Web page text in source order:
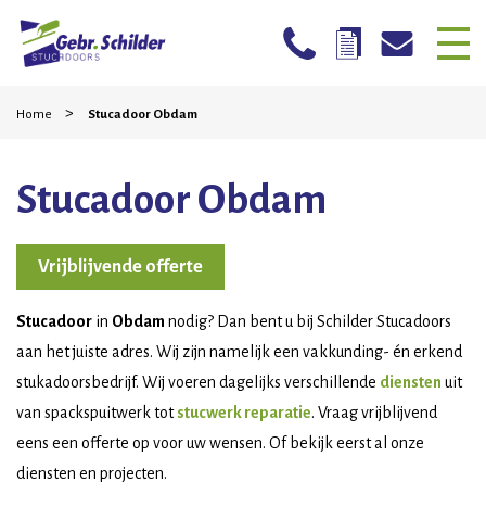
Home
Particulieren
Mogelijkheden
Werkwijze
Projecten
Contact
Home > Stucadoor Obdam
Stucadoor Obdam
Vrijblijvende offerte
Stucadoor in Obdam nodig? Dan bent u bij Schilder Stucadoors
aan het juiste adres. Wij zijn namelijk een vakkunding- én erkend
stukadoorsbedrijf. Wij voeren dagelijks verschillende diensten uit
van spackspuitwerk totstucwerk reparatie. Vraag vrijblijvend
eens een offerte op voor uw wensen. Of bekijk eerst al onze
diensten en projecten.